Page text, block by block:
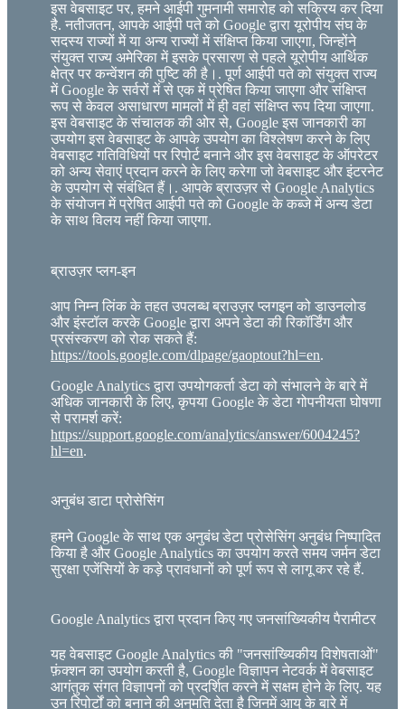
इस वेबसाइट पर, हमने आईपी गुमनामी समारोह को सक्रिय कर दिया
है. नतीजतन, आपके आईपी पते को Google द्वारा यूरोपीय संघ के
सदस्य राज्यों में या अन्य राज्यों में संक्षिप्त किया जाएगा, जिन्होंने
संयुक्त राज्य अमेरिका में इसके प्रसारण से पहले यूरोपीय आर्थिक
क्षेत्र पर कन्वेंशन की पुष्टि की है।. पूर्ण आईपी पते को संयुक्त राज्य
में Google के सर्वरों में से एक में प्रेषित किया जाएगा और संक्षिप्त
रूप से केवल असाधारण मामलों में ही वहां संक्षिप्त रूप दिया जाएगा.
इस वेबसाइट के संचालक की ओर से, Google इस जानकारी का
उपयोग इस वेबसाइट के आपके उपयोग का विश्लेषण करने के लिए
वेबसाइट गतिविधियों पर रिपोर्ट बनाने और इस वेबसाइट के ऑपरेटर
को अन्य सेवाएं प्रदान करने के लिए करेगा जो वेबसाइट और इंटरनेट
के उपयोग से संबंधित हैं।. आपके ब्राउज़र से Google Analytics
के संयोजन में प्रेषित आईपी पते को Google के कब्जे में अन्य डेटा
के साथ विलय नहीं किया जाएगा.
ब्राउज़र प्लग-इन
आप निम्न लिंक के तहत उपलब्ध ब्राउज़र प्लगइन को डाउनलोड
और इंस्टॉल करके Google द्वारा अपने डेटा की रिकॉर्डिंग और
प्रसंस्करण को रोक सकते हैं:
https://tools.google.com/dlpage/gaoptout?hl=en.
Google Analytics द्वारा उपयोगकर्ता डेटा को संभालने के बारे में
अधिक जानकारी के लिए, कृपया Google के डेटा गोपनीयता घोषणा
से परामर्श करें:
https://support.google.com/analytics/answer/6004245?
hl=en.
अनुबंध डाटा प्रोसेसिंग
हमने Google के साथ एक अनुबंध डेटा प्रोसेसिंग अनुबंध निष्पादित
किया है और Google Analytics का उपयोग करते समय जर्मन डेटा
सुरक्षा एजेंसियों के कड़े प्रावधानों को पूर्ण रूप से लागू कर रहे हैं.
Google Analytics द्वारा प्रदान किए गए जनसांख्यिकीय पैरामीटर
यह वेबसाइट Google Analytics की "जनसांख्यिकीय विशेषताओं"
फ़ंक्शन का उपयोग करती है, Google विज्ञापन नेटवर्क में वेबसाइट
आगंतुक संगत विज्ञापनों को प्रदर्शित करने में सक्षम होने के लिए. यह
उन रिपोर्टों को बनाने की अनुमति देता है जिनमें आयु के बारे में